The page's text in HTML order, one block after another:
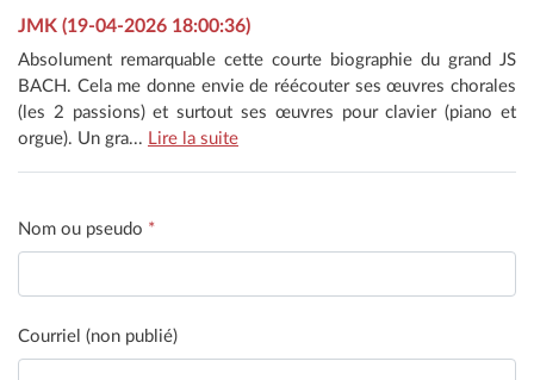
JMK (19-04-2026 18:00:36)
Absolument remarquable cette courte biographie du grand JS
BACH. Cela me donne envie de réécouter ses œuvres chorales
(les 2 passions) et surtout ses œuvres pour clavier (piano et
orgue). Un gra... Lire la suite
Nom ou pseudo *
Courriel (non publié)